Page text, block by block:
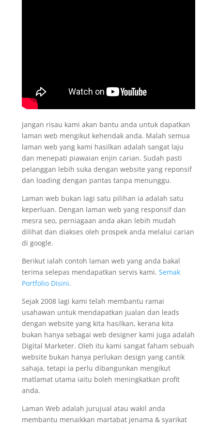
Jangan risau kami akan bantu anda untuk dapatkan
laman web mengikut kehendak anda. Malah semua
laman web yang kami hasilkan adalah sangat laju
dan menepati piawaian enjin carian. Sudah pasti
pelanggan lebih suka dengan website yang reponsif
dan loading dengan pantas tanpa menunggu.
Laman web bukan lagi satu pilihan ia adalah satu
keperluan. Dengan laman web yang responsif dan
mesra seo, perniagaan anda akan lebih mudah
dilihat dan diakses oleh prospek anda melalui carian
di google.
Berikut ialah contoh laman web yang anda bakal
terima selepas mendapatkan servis kami. Semak
Portfolio Disini.
Sejak 2008 lagi kami telah membantu ramai
usahawan untuk mendapatkan jualan dan leads
dengan website yang kita hasilkan, kerana kita
bukan hanya sebagai web designer kami juga adalah
Digital Marketer. Oleh itu kami sangat faham sebuah
website bukan hanya perlukan design yang cantik
sahaja, tetapi ia perlu dibangunkan mengikut
matlamat utama iaitu boleh meningkatkan profit
anda.
Laman Web adalah jurujual atau wakil anda
membantu menaikkan martabat jenama & syarikat